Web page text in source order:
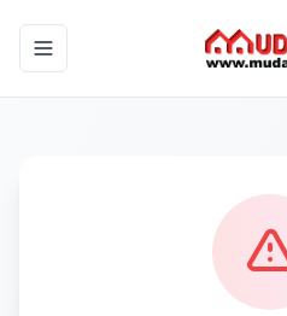
Toggle navigation menu